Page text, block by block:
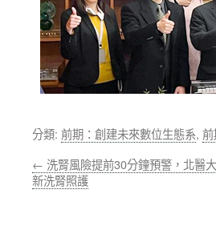
分類: 前期：創建未來數位生態系,
← 洗腎風險提前30分鐘預警，北醫
新洗腎照護